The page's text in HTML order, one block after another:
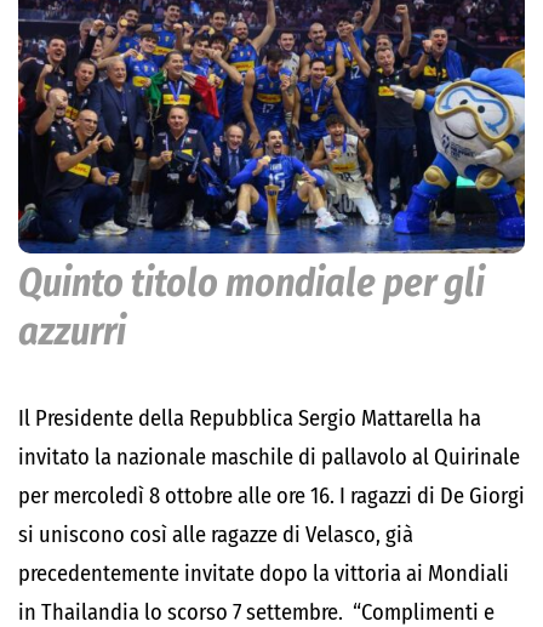
Quinto titolo mondiale per gli
azzurri
Il Presidente della Repubblica Sergio Mattarella ha
invitato la nazionale maschile di pallavolo al Quirinale
per mercoledì 8 ottobre alle ore 16. I ragazzi di De Giorgi
si uniscono così alle ragazze di Velasco, già
precedentemente invitate dopo la vittoria ai Mondiali
in Thailandia lo scorso 7 settembre. “Complimenti e